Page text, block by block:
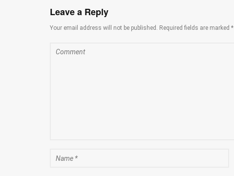
Leave a Reply
Your email address will not be published. Required fields are marked *